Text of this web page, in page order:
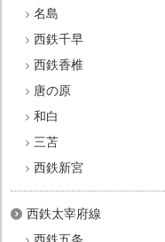
名島
西鉄千早
西鉄香椎
唐の原
和白
三苫
西鉄新宮
西鉄太宰府線